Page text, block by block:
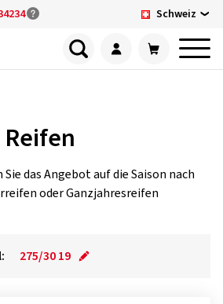
Schweiz
Reifen
das Angebot auf die Saison nach
oder Ganzjahresreifen
275/30 19